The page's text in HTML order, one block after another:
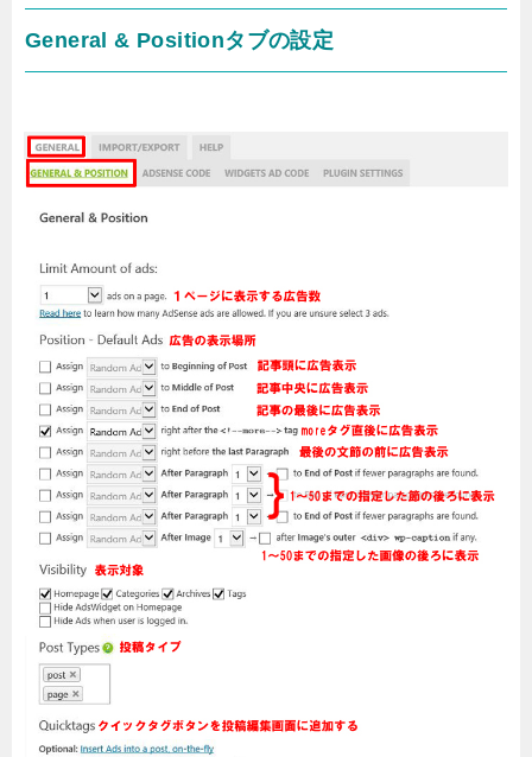
General & Positionタブの設定